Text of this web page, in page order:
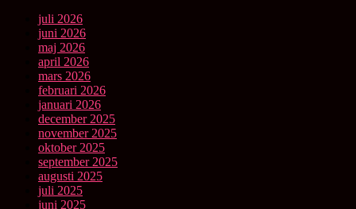
juli 2026
juni 2026
maj 2026
april 2026
mars 2026
februari 2026
januari 2026
december 2025
november 2025
oktober 2025
september 2025
augusti 2025
juli 2025
juni 2025